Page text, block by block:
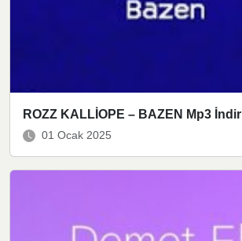
ROZZ KALLİOPE – BAZEN Mp3 İndir
01 Ocak 2025